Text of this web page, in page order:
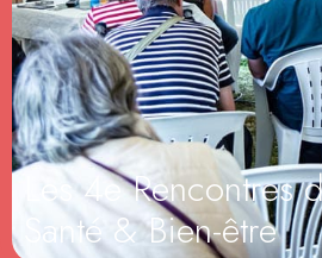
Les 4e
Santé & Bien-être